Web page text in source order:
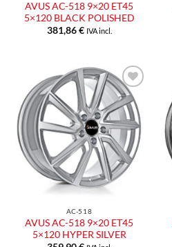
AVUS AC-518 9×20 ET45
5×120 BLACK POLISHED
381,86€ IVA incl.
Aggiungi
alla lista
dei
desideri
AC-518
AVUS AC-518 9×20 ET45
5×120 HYPER SILVER